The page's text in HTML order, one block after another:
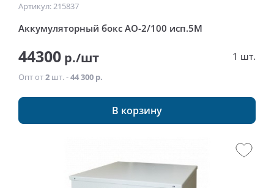
Артикул: 215837
Аккумуляторный бокс АО-2/100 исп.5М
44300 р./шт 1 шт.
Опт от2 шт. -44 300 р.
В корзину